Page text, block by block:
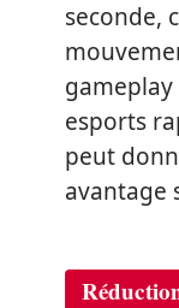
seconde,
esports
peut
avantage
Ré